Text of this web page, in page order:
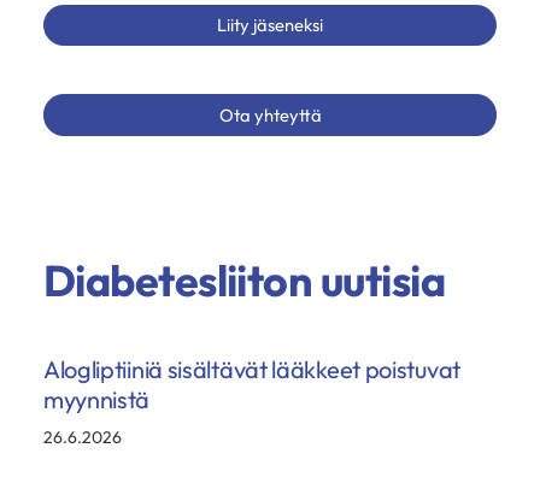
Liity jäseneksi
Ota yhteyttä
Diabetesliiton uutisia
Alogliptiiniä sisältävät lääkkeet poistuvat
myynnistä
26.6.2026